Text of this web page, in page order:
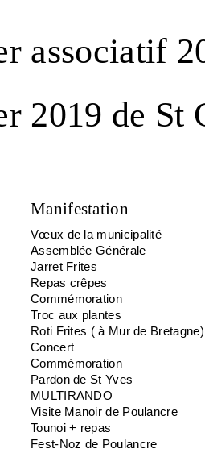
associatif
2019 de
Manifestation
Vœux de la municipalité
Assemblée Générale
Jarret Frites
Repas crêpes
Commémoration
Troc aux plantes
Roti Frites ( à Mur de Bretagne)
Concert
Commémoration
Pardon de St Yves
MULTIRANDO
Visite Manoir de Poulancre
Tounoi + repas
Fest-Noz de Poulancre